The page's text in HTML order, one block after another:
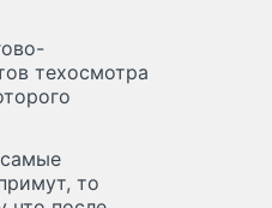
техосмотра
то